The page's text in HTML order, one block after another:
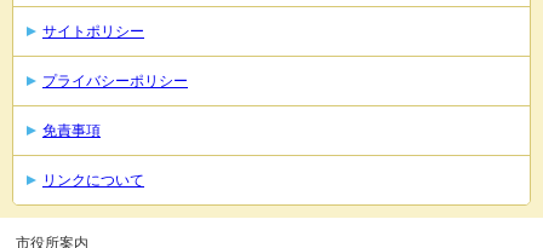
サイトポリシー
プライバシーポリシー
免責事項
リンクについて
市役所案内